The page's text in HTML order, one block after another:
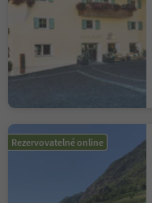
Rezervovatelné online